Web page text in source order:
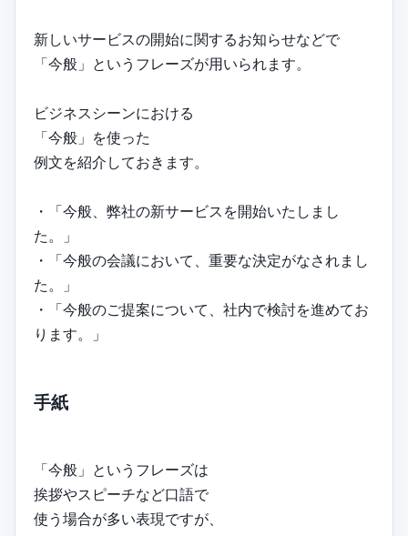
新しいサービスの開始に関するお知らせなどで
「今般」というフレーズが用いられます。
ビジネスシーンにおける
「今般」を使った
例文を紹介しておきます。
・「今般、弊社の新サービスを開始いたしまし
た。」
・「今般の会議において、重要な決定がなされまし
た。」
・「今般のご提案について、社内で検討を進めてお
ります。」
手紙
「今般」というフレーズは
挨拶やスピーチなど口語で
使う場合が多い表現ですが、